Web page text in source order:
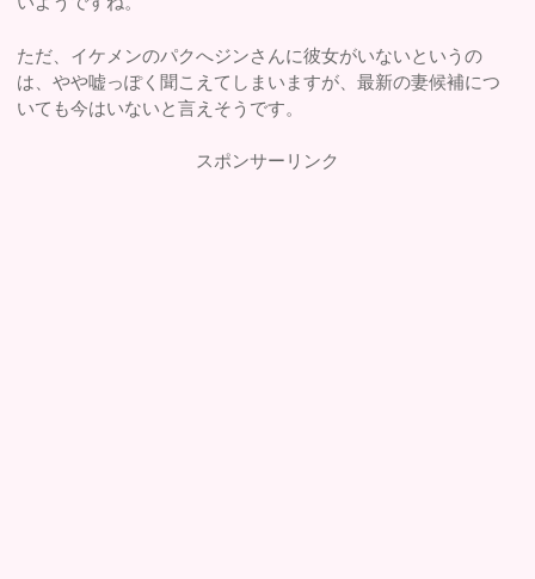
ただ、イケメンのパクへジンさんに彼女がいないというの
は、やや嘘っぽく聞こえてしまいますが、最新の妻候補につ
いても今はいないと言えそうです。
スポンサーリンク